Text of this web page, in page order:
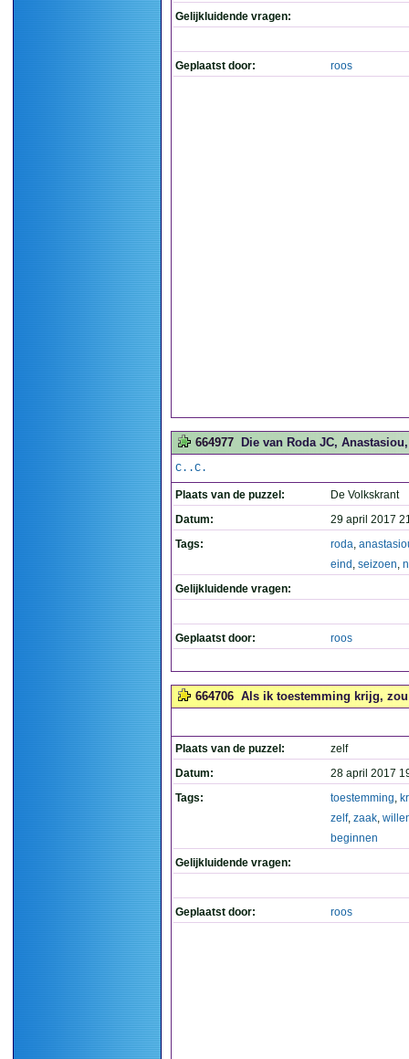
Gelijkluidende vragen:
Geplaatst door: roos
664977 Die van Roda JC,
C..C.
Plaats van de puzzel:
De Volkskrant
Datum:
29 april 2017
Tags:
roda,
eind , seizoen,
Gelijkluidende vragen:
Geplaatst door: roos
664706 Als ik toestemming krijg,
Plaats van de puzzel:
zelf
Datum:
28 april 2017
Tags:
toestemming,
zelf, zaak,
beginnen
Gelijkluidende vragen:
Geplaatst door: roos